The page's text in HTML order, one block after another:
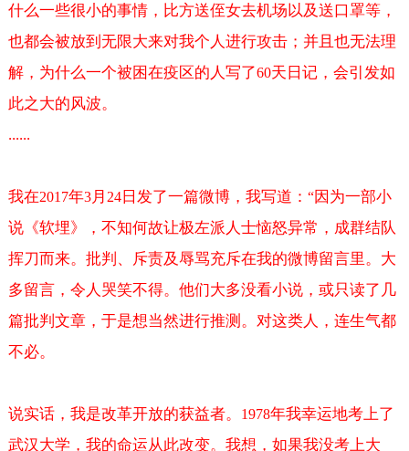
什么一些很小的事情，比方送侄女去机场以及送口罩等，
也都会被放到无限大来对我个人进行攻击；并且也无法理
解，为什么一个被困在疫区的人写了60天日记，会引发如
此之大的风波。
......
我在2017年3月 24日发了一篇微博，我写道： “因为一部小
说《软埋》，不知何故让极左派人士恼怒异常，成群结队
挥刀而来。批判、斥责及辱骂充斥在我的微博留言里。大
多留言，令人哭笑不得。他们大多没看小说，或只读了几
篇批判文章，于是想当然进行推测。对这类人，连生气都
不必。
说实话，我是改革开放的获益者。 1978年我幸运地考上了
武汉大学，我的命运从此改变。我想，如果我没考上大